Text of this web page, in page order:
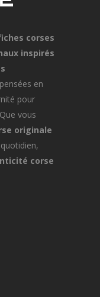
corses
inspirés
en
pour
vous
originale
corse